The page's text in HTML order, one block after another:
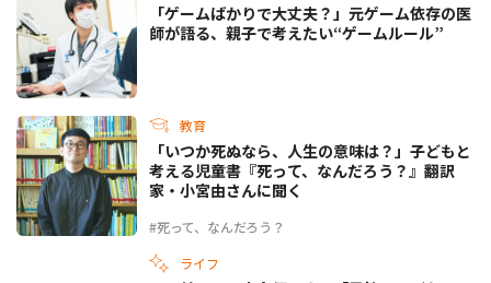
「ゲームばかりで大丈夫？」元ゲーム依存の医
師が語る、親子で考えたい“ゲームルール”
教育
#死って、なんだろう？
「いつか死ぬなら、人生の意味は？」子どもと
考える児童書『死って、なんだろう？』翻訳
家・小宮由さんに聞く
ライフ